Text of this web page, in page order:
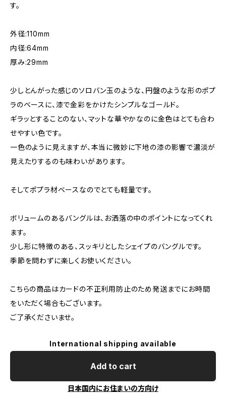
す。
外径:110mm
内径:64mm
厚み:29mm
少しとんがった感じのソロバン玉のような、円盤のような形のポプ
ラのベースに、漆で金彩をかけたシンプルなゴールド。
ギラッとすることのない、マットな華やかなのに金色はとても合わ
せやすい色です。
一色のように見えますが、本当に微妙に下地の漆の影響で濃淡が
見えたりするのも味わいがあります。
そしてポプラ材ベースなのでとても軽量です。
ボリュームのあるバングルは、お洒落の中のポイントになってくれ
ます。
少し形に特徴のある、スッキリとしたシェイプのバングルです。
季節を問わずに楽しくお使いください。
こちらの商品はカードの不正利用防止のため発送までにお時間
をいただく場合もございます。
ご了承くださいませ。
International shipping available
Add to cart
日本国内にお住まいの方向け